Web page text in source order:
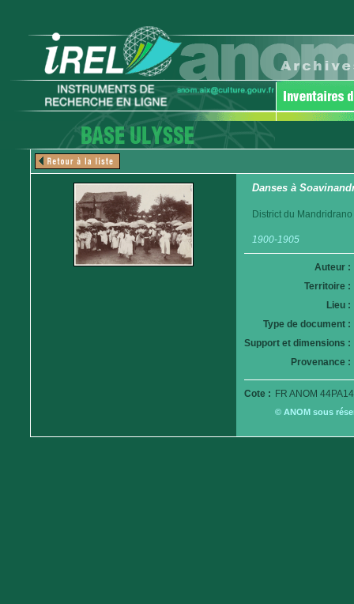
Danses à
District du Mandridrano
1900-1905
Auteur :
Territoire :
Lieu :
Type de document :
Support et dimensions :
Provenance :
Cote : FR ANOM
© ANOM sous